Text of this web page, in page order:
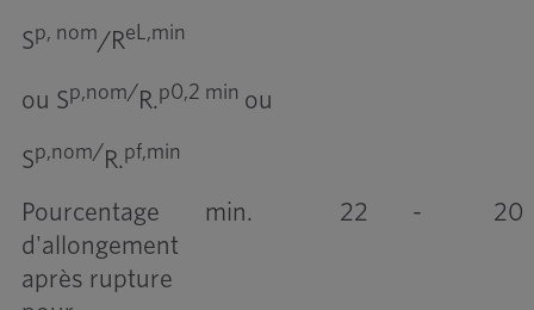
Sp, nom/ReL,min
ou Sp,nom/R.p0,2 min ou
Sp,nom/R.pf,min
Pourcentage
d'allongement
après rupture
min. 22 - 20